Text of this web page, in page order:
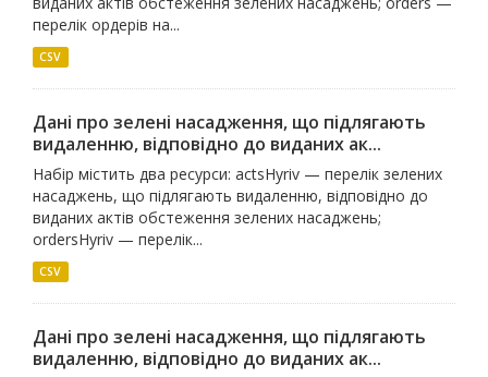
перелік ордерів на...
CSV
Дані про зелені насадження, що підлягають
видаленню, відповідно до виданих ак...
Набір містить два ресурси: actsHyriv — перелік зелених
насаджень, що підлягають видаленню, відповідно до
виданих актів обстеження зелених насаджень;
ordersHyriv — перелік...
CSV
Дані про зелені насадження, що підлягають
видаленню, відповідно до виданих ак...